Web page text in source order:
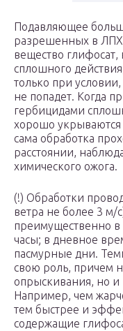
Подавляющее
разрешенных в
вещество
сплошного
только при
не попадет. Когда
гербицидами
хорошо
сама обработка
расстоянии,
химического ожога.
(!) Обработки
ветра не более 3 м/
преимущественно
часы; в дневное
пасмурные дни.
свою роль, причем
опрыскивания, но и
Например, чем
тем быстрее и
содержащие